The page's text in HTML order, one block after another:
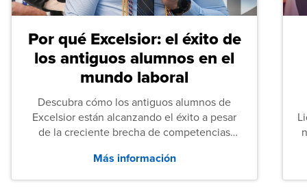
Por qué Excelsior: el éxito de
los antiguos alumnos en el
mundo laboral
Descubra cómo los antiguos alumnos de
Excelsior están alcanzando el éxito a pesar
de la creciente brecha de competencias
tanto las empresas como los recién
graduados en todo Estados Unidos.
Más información